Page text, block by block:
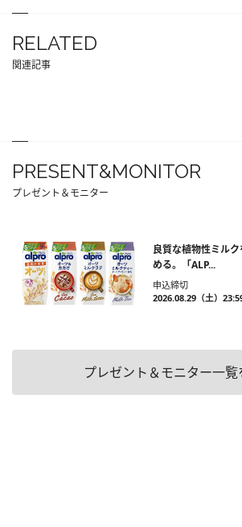
RELATED
関連記事
PRESENT&MONITOR
プレゼント＆モニター
良質な植物性ミル
める。「ALP...
申込締切
2026.08.29（土）
プレゼント＆モニター一覧